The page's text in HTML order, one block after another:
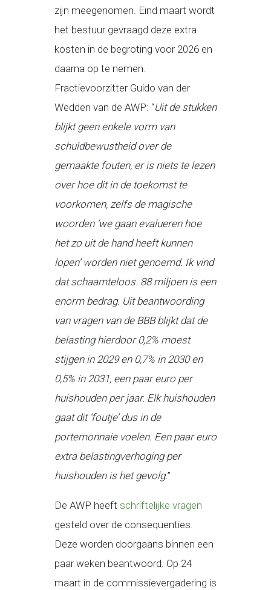
zijn meegenomen. Eind maart wordt
het bestuur gevraagd deze extra
kosten in de begroting voor 2026 en
daarna op te nemen.
Fractievoorzitter Guido van der
Wedden van de AWP: “Uit de stukken
blijkt geen enkele vorm van
schuldbewustheid over de
gemaakte fouten, er is niets te lezen
over hoe dit in de toekomst te
voorkomen, zelfs de magische
woorden ‘we gaan evalueren hoe
het zo uit de hand heeft kunnen
lopen’ worden niet genoemd. Ik vind
dat schaamteloos. 88 miljoen is een
enorm bedrag. Uit beantwoording
van vragen van de BBB blijkt dat de
belasting hierdoor 0,2% moest
stijgen in 2029 en 0,7% in 2030 en
0,5% in 2031, een paar euro per
huishouden per jaar. Elk huishouden
gaat dit ‘foutje’ dus in de
portemonnaie voelen. Een paar euro
extra belastingverhoging per
huishouden is het gevolg.”
De AWP heeft schriftelijke vragen
gesteld over de consequenties.
Deze worden doorgaans binnen een
paar weken beantwoord. Op 24
maart in de commissievergadering is